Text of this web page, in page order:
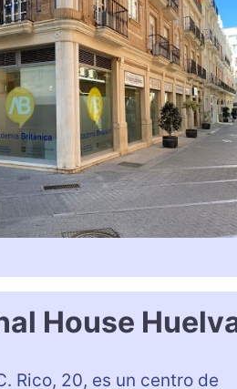
House
Rico, 20, es un centro de